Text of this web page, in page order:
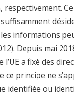
respectivement.
informations
Depuis mai
l’UE a fixé des
principe ne
identifiée ou